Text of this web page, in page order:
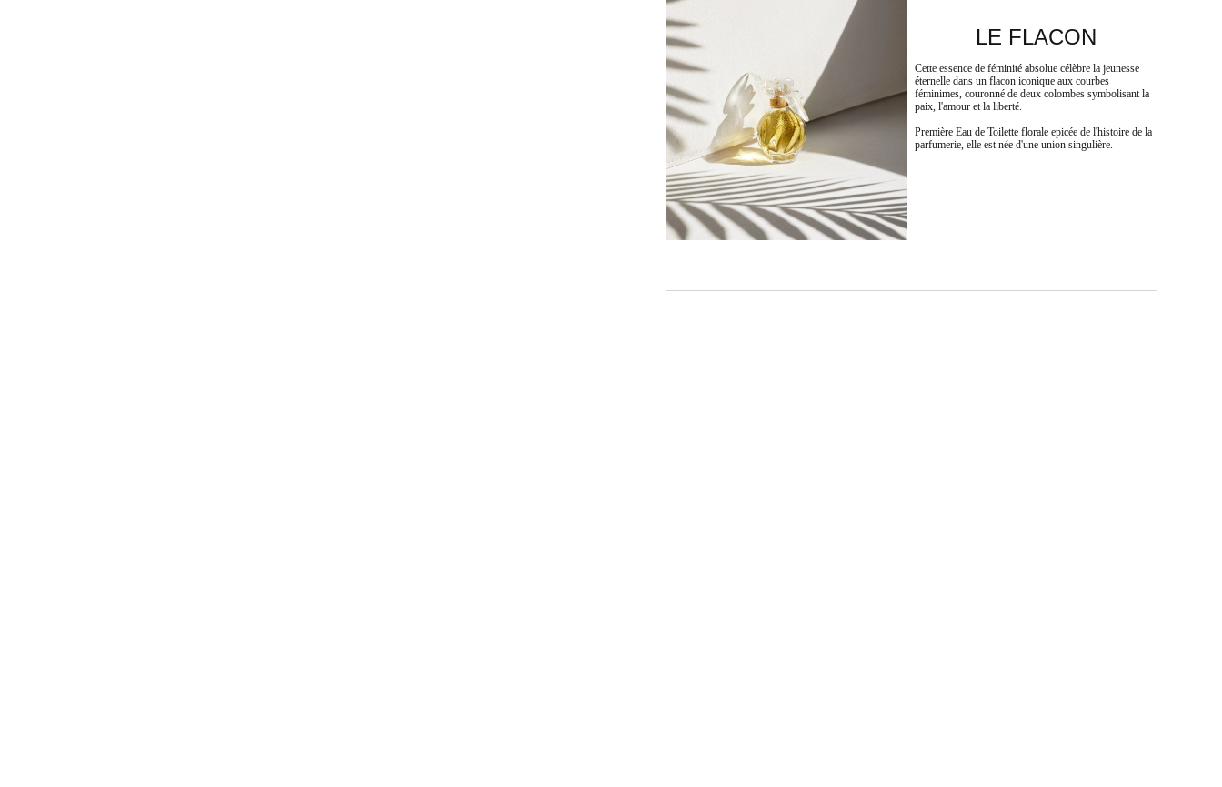
LE FLACON
Cette essence de féminité absolue célèbre la jeunesse
éternelle dans un flacon iconique aux courbes
féminimes, couronné de deux colombes symbolisant la
paix, l'amour et la liberté.
Première Eau de Toilette florale epicée de l'histoire de la
parfumerie, elle est née d'une union singulière.